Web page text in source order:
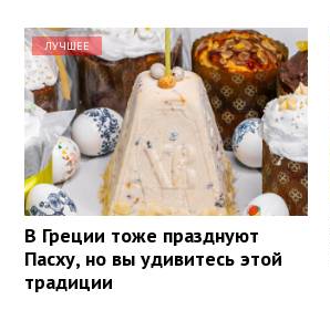
ЛУЧШЕЕ
В Греции тоже празднуют
Пасху, но вы удивитесь этой
традиции